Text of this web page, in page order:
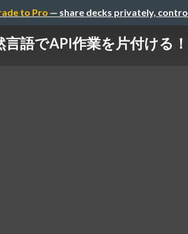
to Pro — share decks privately,
言語でAPI作業を片付ける